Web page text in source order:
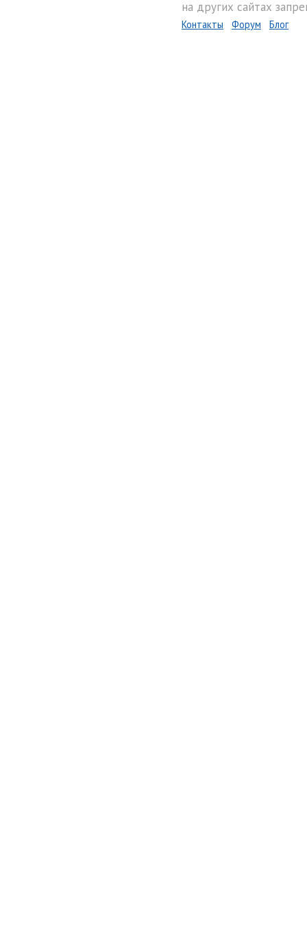
на других сайтах
Контакты Форум Блог